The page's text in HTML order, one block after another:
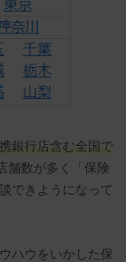
銀行店含む全国で
舗数が多く「保険
できようになって
ハウをいかした保